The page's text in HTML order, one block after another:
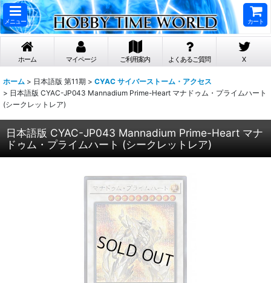
メニュー カート
ホーム マイページ ご利用案内 よくあるご質問 X
ホーム > 日本語版 第11期 > CYAC サイバーストーム・アクセス
> 日本語版 CYAC-JP043 Mannadium Prime-Heart マナドゥム・プライムハート
(シークレットレア)
日本語版 CYAC-JP043 Mannadium Prime-Heart マナ
ドゥム・プライムハート (シークレットレア)